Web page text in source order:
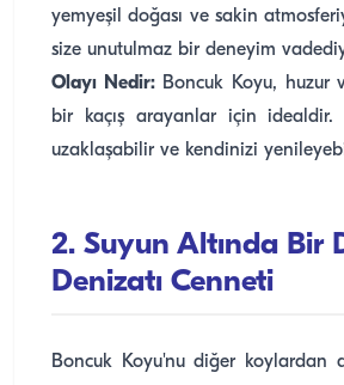
yemyeşil doğası ve sakin
size unutulmaz bir deneyim
Olayı Nedir:Boncuk Koyu, huzur
bir kaçış arayanlar için idealdir.
uzaklaşabilir ve kendinizi
2. Suyun Altında Bir
Denizatı Cenneti
Boncuk Koyu'nu diğer koylardan